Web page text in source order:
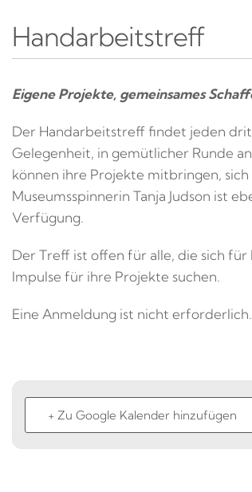
Handarbeitstreff
Eigene Projekte, gemeinsames
Der Handarbeitstreff findet jeden
Gelegenheit, in gemütlicher Runde
können ihre Projekte mitbringen,
Museumsspinnerin Tanja Judson ist
Verfügung.
Der Treff ist offen für alle, die sich
Impulse für ihre Projekte suchen.
Eine Anmeldung ist nicht erforderlich.
+ Zu Google Kalender hinzufügen